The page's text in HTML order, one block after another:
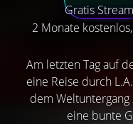
Gratis
2 Monate
Am letzten Tag auf
eine Reise durch
dem
eine bunte